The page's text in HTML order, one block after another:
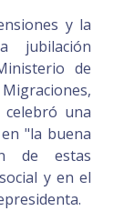
y la
jubilación
de
celebró una
"la buena
de estas
y en el